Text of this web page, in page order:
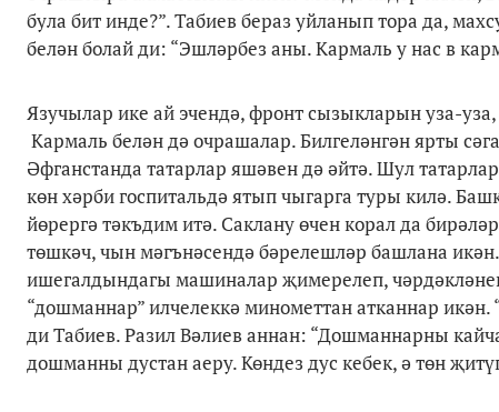
була бит инде?”. Табиев бераз уйланып тора да,
белән болай ди: “Эшләрбез аны. Кармаль у нас в
Язучылар ике ай эчендә, фронт сызыкларын уза-
Кармаль белән дә очрашалар. Билгеләнгән ярты
Әфганстанда татарлар яшәвен дә әйтә. Шул
көн хәрби госпитальдә ятып чыгарга туры килә.
йөрергә тәкъдим итә. Саклану өчен корал да
төшкәч, чын мәгънәсендә бәрелешләр башлана
ишегалдындагы машиналар җимерелеп,
“дошманнар” илчелеккә минометтан атканнар
ди Табиев. Разил Вәлиев аннан: “Дошманнарны
дошманны дустан аеру. Көндез дус кебек, ә төн